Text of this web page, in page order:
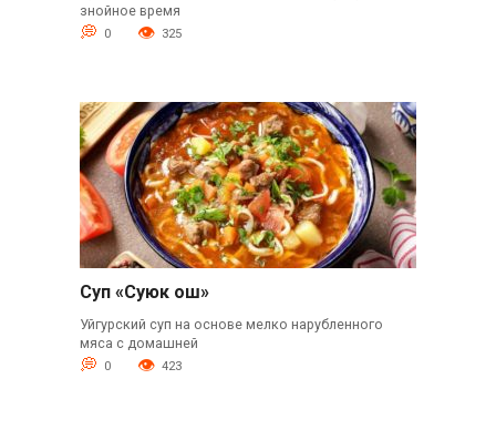
знойное время
0 325
Суп «Суюк ош»
Уйгурский суп на основе мелко нарубленного
мяса с домашней
0 423